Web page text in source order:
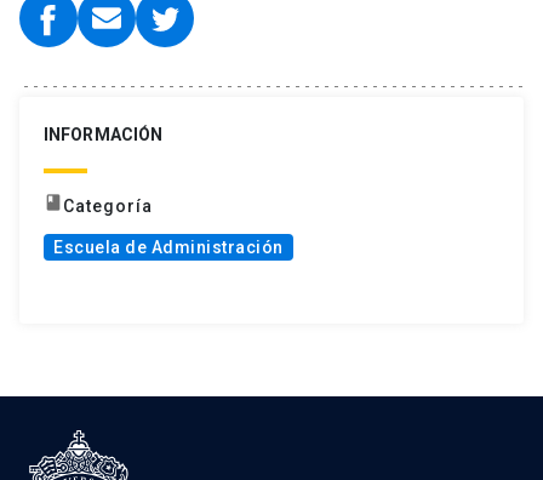
INFORMACIÓN
book Categoría
Escuela de Administración